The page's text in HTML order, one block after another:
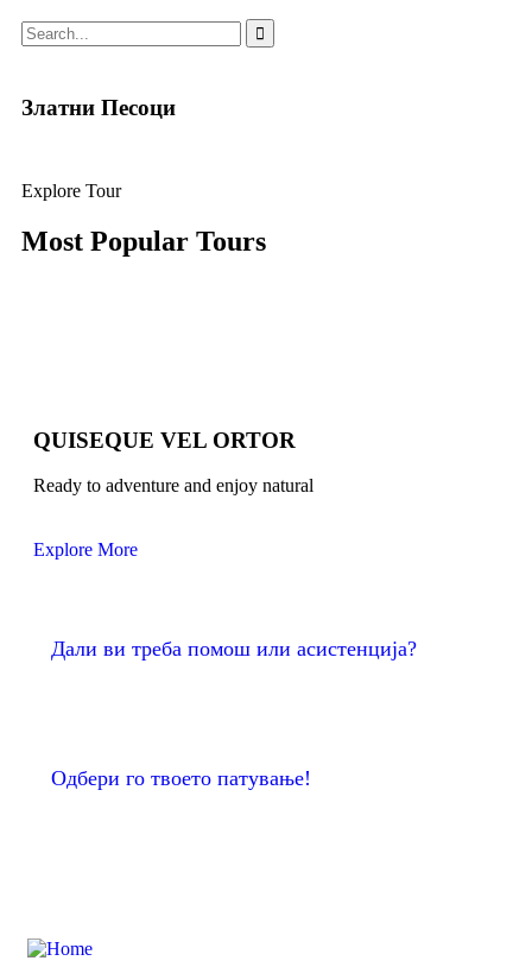
Златни Песоци
Explore Tour
Most Popular Tours
QUISEQUE VEL ORTOR
Ready to adventure and enjoy natural
Explore More
Дали ви треба помош или асистенција?
Одбери го твоето патување!